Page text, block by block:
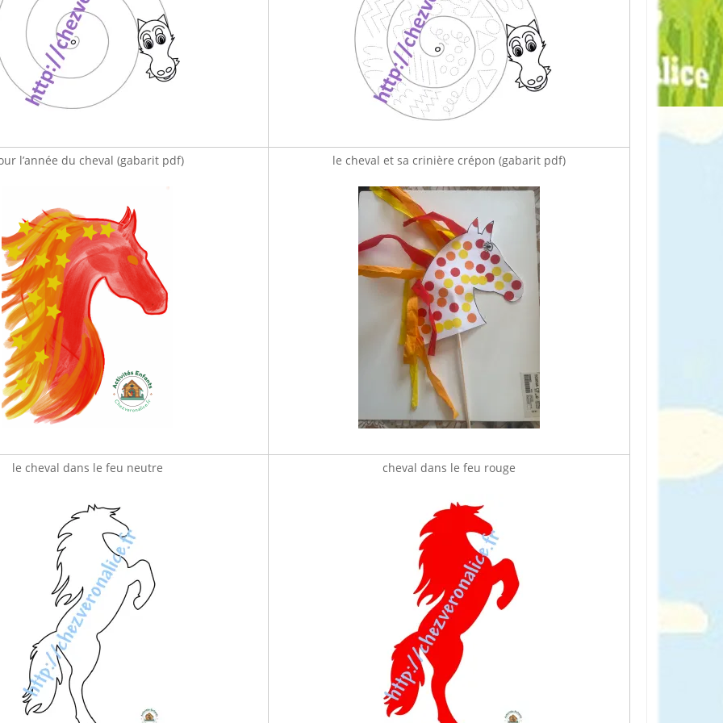
l’année du cheval (gabarit pdf) le cheval et sa crinière crépon (gabarit pdf)
le cheval dans le feu neutre cheval dans le feu rouge